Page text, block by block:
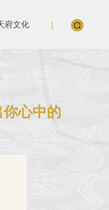
府文化
心中的